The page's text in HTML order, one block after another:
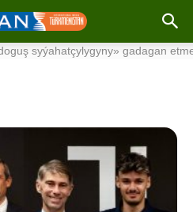
etmekçi · Bilelikdäki